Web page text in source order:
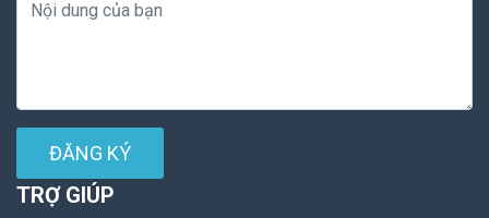
ĐĂNG KÝ
TRỢ GIÚP